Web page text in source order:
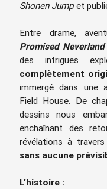
Shonen Jumpet
Entre drame,
Promised Neverland
des intrigues
complètement
immergé dans une
Field House. De
dessins nous
enchaînant des
révélations à
sans aucune
L'histoire :